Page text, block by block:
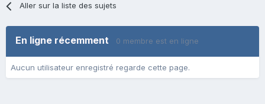
Aller sur la liste des sujets
En ligne récemment 0 membre est en ligne
Aucun utilisateur enregistré regarde cette page.